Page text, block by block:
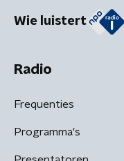
Wie luistert
Radio
Frequenties
Programma's